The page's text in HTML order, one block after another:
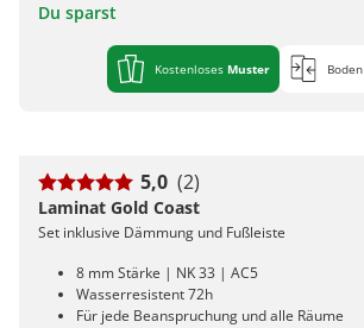
Du sparst
Kostenloses Muster Boden
5,0 (2)
Laminat Gold Coast
Set inklusive Dämmung und Fußleiste
8 mm Stärke | NK 33 | AC5
Wasserresistent 72h
Für jede Beanspruchung und alle Räume